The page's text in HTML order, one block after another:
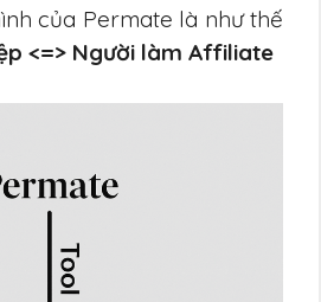
của Permate là như thế
<=> Người làm Affiliate